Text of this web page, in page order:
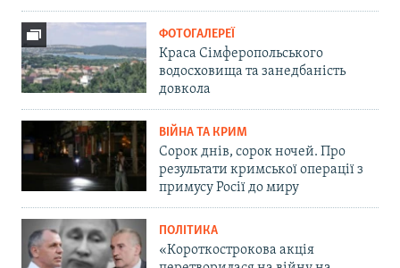
ФОТОГАЛЕРЕЇ
Краса Сімферопольського
водосховища та занедбаність
довкола
ВІЙНА ТА КРИМ
Сорок днів, сорок ночей. Про
результати кримської операції з
примусу Росії до миру
ПОЛІТИКА
«Короткострокова акція